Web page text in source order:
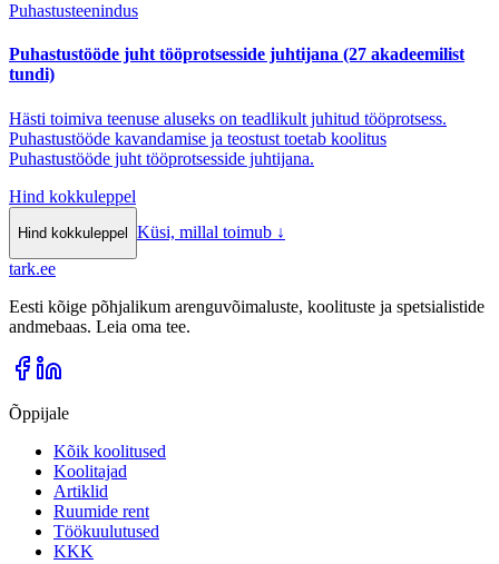
Puhastusteenindus
Puhastustööde juht tööprotsesside juhtijana (27 akadeemilist
tundi)
Hästi toimiva teenuse aluseks on teadlikult juhitud tööprotsess.
Puhastustööde kavandamise ja teostust toetab koolitus
Puhastustööde juht tööprotsesside juhtijana.
Hind kokkuleppel
Hind kokkuleppel Küsi, millal toimub ↓
tark.ee
Eesti kõige põhjalikum arenguvõimaluste, koolituste ja spetsialistide
andmebaas. Leia oma tee.
Õppijale
Kõik koolitused
Koolitajad
Artiklid
Ruumide rent
Töökuulutused
KKK